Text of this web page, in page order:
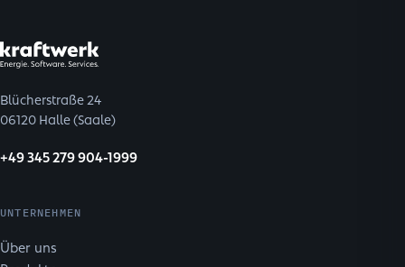
Blücherstraße 24
06120 Halle (Saale)
+49 345 279 904-1999
UNTERNEHMEN
Über uns